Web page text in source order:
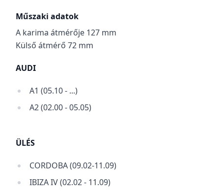
Műszaki adatok
A karima átmérője 127 mm
Külső átmérő 72 mm
AUDI
A1 (05.10 - ...)
A2 (02.00 - 05.05)
ÜLÉS
CORDOBA (09.02-11.09)
IBIZA IV (02.02 - 11.09)